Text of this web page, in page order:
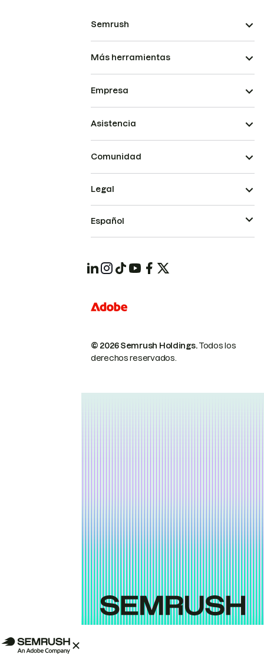
Semrush
Más herramientas
Empresa
Asistencia
Comunidad
© 2026 Semrush Holdings.Todos los
derechos reservados.
Legal
Español